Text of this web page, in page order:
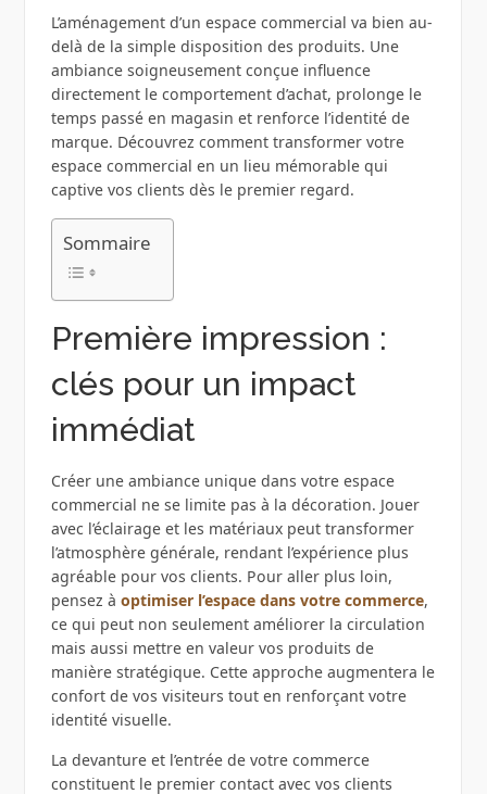
L’aménagement d’un espace commercial va bien au-
delà de la simple disposition des produits. Une
ambiance soigneusement conçue influence
directement le comportement d’achat, prolonge le
temps passé en magasin et renforce l’identité de
marque. Découvrez comment transformer votre
espace commercial en un lieu mémorable qui
captive vos clients dès le premier regard.
Sommaire
Première impression :
clés pour un impact
immédiat
Créer une ambiance unique dans votre espace
commercial ne se limite pas à la décoration. Jouer
avec l’éclairage et les matériaux peut transformer
l’atmosphère générale, rendant l’expérience plus
agréable pour vos clients. Pour aller plus loin,
pensez à optimiser l’espace dans votre commerce,
ce qui peut non seulement améliorer la circulation
mais aussi mettre en valeur vos produits de
manière stratégique. Cette approche augmentera le
confort de vos visiteurs tout en renforçant votre
identité visuelle.
La devanture et l’entrée de votre commerce
constituent le premier contact avec vos clients